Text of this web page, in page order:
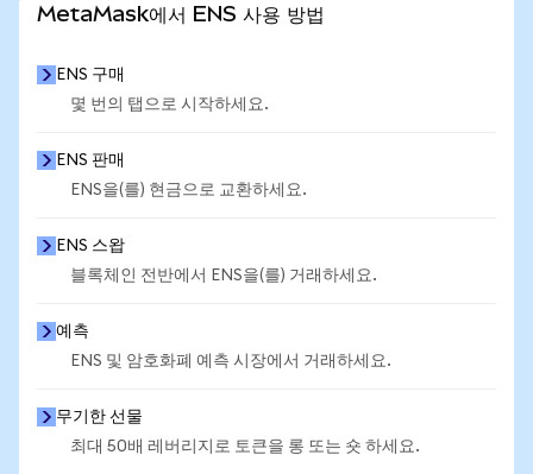
MetaMask에서 ENS 사용 방법
ENS 구매
몇 번의 탭으로 시작하세요.
ENS 판매
ENS을(를) 현금으로 교환하세요.
ENS 스왑
블록체인 전반에서 ENS을(를) 거래하세요.
예측
ENS 및 암호화폐 예측 시장에서 거래하세요.
무기한 선물
최대 50배 레버리지로 토큰을 롱 또는 숏 하세요.